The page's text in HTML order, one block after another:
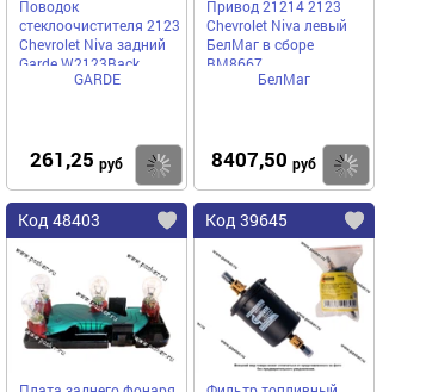
Поводок
стеклоочистителя 2123
Chevrolet Niva задний
Garde W2123Back
GARDE
261,25 руб Купить
Привод 21214 2123
Chevrolet Niva левый
БелМаг в сборе
BM8667
БелМаг
8407,50 руб
Код 48403 Код 39645